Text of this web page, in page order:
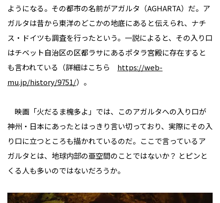
ようになる。その都市の名前がアガルタ（AGHARTA）だ。ア
ガルタは昔から東洋のどこかの地底にあると伝えられ、ナチ
ス・ドイツも調査を行ったという。一説によると、その入り口
はチベット自治区の区都ラサにあるポタラ宮殿に存在すると
も言われている（詳細はこちら https://web-
mu.jp/history/9751/）。
映画「火だるま槐多よ」では、このアガルタへの入り口が
神州・日本にあったとはっきり言い切っており、実際にその入
り口に立つところも描かれているのだ。ここで言っているア
ガルタとは、地球内部の亜空間のことではないか？ とピンと
くる人も多いのではないだろうか。